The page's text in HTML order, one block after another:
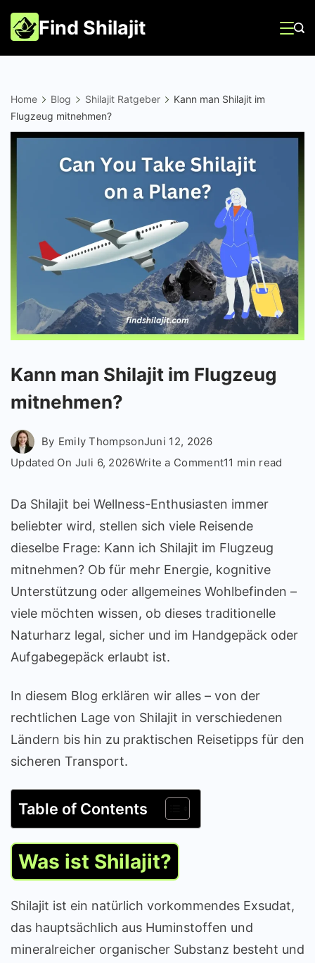
Skip
to
content
Find Shilajit
Home Blog Shilajit Ratgeber
Kann man Shilajit im
Flugzeug mitnehmen?
Kann man Shilajit im Flugzeug
mitnehmen?
By Emily ThompsonJuni 12, 2026
Updated On Juli 6, 2026Write a Commenton
man
im
Flugzeug
mitnehmen?
11 min read
Da Shilajit bei Wellness-Enthusiasten immer
beliebter wird, stellen sich viele Reisende
dieselbe Frage: Kann ich Shilajit im Flugzeug
mitnehmen? Ob für mehr Energie, kognitive
Unterstützung oder allgemeines Wohlbefinden –
viele möchten wissen, ob dieses traditionelle
Naturharz legal, sicher und im Handgepäck oder
Aufgabegepäck erlaubt ist.
In diesem Blog erklären wir alles – von der
rechtlichen Lage von Shilajit in verschiedenen
Ländern bis hin zu praktischen Reisetipps für den
sicheren Transport.
Table of Contents
Was ist Shilajit?
Shilajit ist ein natürlich vorkommendes Exsudat,
das hauptsächlich aus Huminstoffen und
mineralreicher organischer Substanz besteht und